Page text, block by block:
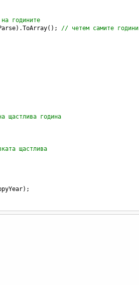
годините
).ToArray(); // четем самите години
щастлива година
щастлива
);